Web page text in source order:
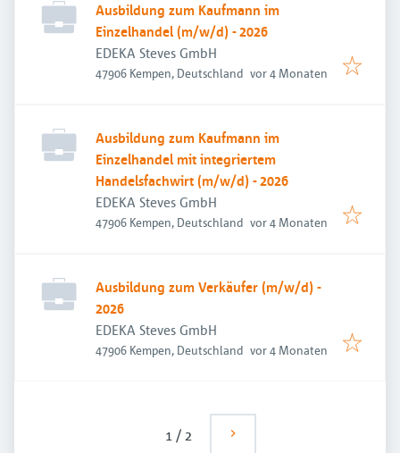
Ausbildung zum Kaufmann im
Einzelhandel (m/w/d) - 2026
EDEKA Steves GmbH
47906 Kempen, Deutschland Veröffentlicht:
vor 4 Monaten
Ausbildung zum Kaufmann im
Einzelhandel mit integriertem
Handelsfachwirt (m/w/d) - 2026
EDEKA Steves GmbH
47906 Kempen, Deutschland Veröffentlicht:
vor 4 Monaten
Ausbildung zum Verkäufer (m/w/d) -
2026
EDEKA Steves GmbH
47906 Kempen, Deutschland Veröffentlicht:
vor 4 Monaten
1 / 2